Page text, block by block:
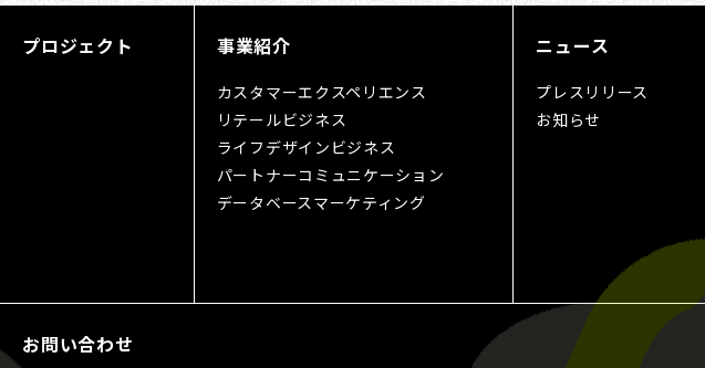
プロジェクト 事業紹介
カスタマーエクスペリエンス
リテールビジネス
ライフデザインビジネス
パートナーコミュニケーション
データベースマーケティング
ニュース
プレスリリース
お知らせ
お問い合わせ